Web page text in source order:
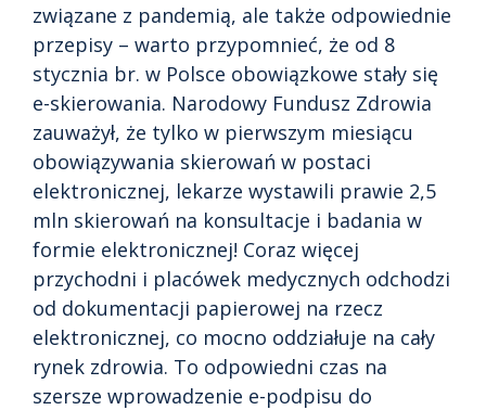
związane z pandemią, ale także odpowiednie
przepisy – warto przypomnieć, że od 8
stycznia br. w Polsce obowiązkowe stały się
e-skierowania. Narodowy Fundusz Zdrowia
zauważył, że tylko w pierwszym miesiącu
obowiązywania skierowań w postaci
elektronicznej, lekarze wystawili prawie 2,5
mln skierowań na konsultacje i badania w
formie elektronicznej! Coraz więcej
przychodni i placówek medycznych odchodzi
od dokumentacji papierowej na rzecz
elektronicznej, co mocno oddziałuje na cały
rynek zdrowia. To odpowiedni czas na
szersze wprowadzenie e-podpisu do